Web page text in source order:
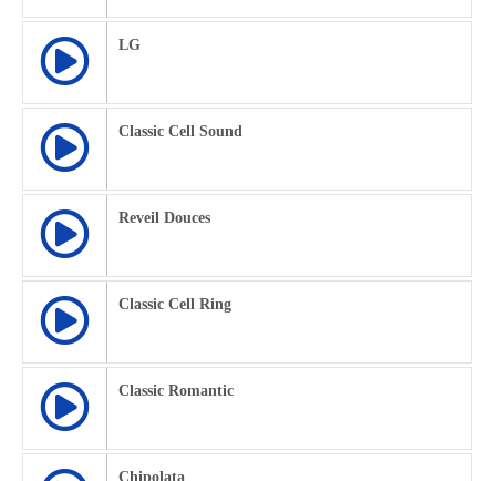
LG
Classic Cell Sound
Reveil Douces
Classic Cell Ring
Classic Romantic
Chipolata